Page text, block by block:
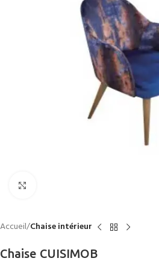
Accueil Chaise intérieur
Chaise CUISIMOB